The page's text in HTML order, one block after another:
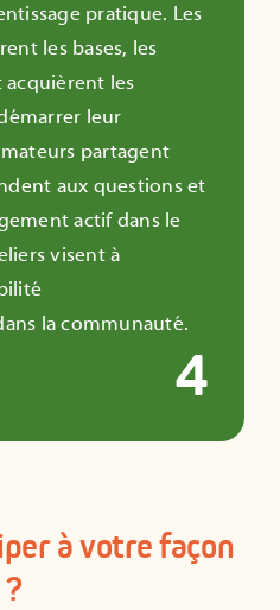
pratique. Les
les bases, les
les
leur
partagent
aux questions et
actif dans le
visent à
la communauté.
4
à votre façon
?